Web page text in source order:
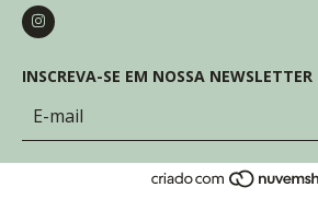
INSCREVA-SE EM NOSSA NEWSLETTER